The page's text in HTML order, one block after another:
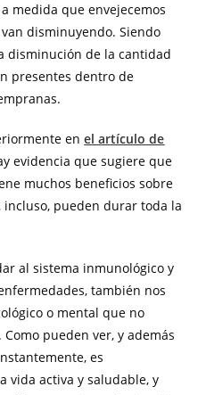
medida que envejecemos
disminuyendo. Siendo
disminución de la cantidad
presentes dentro de
enel artículo de
evidencia que sugiere que
muchos beneficios sobre
pueden durar toda la
al sistema inmunológico y
también nos
o mental que no
pueden ver, y además
es
vida activa y saludable, y